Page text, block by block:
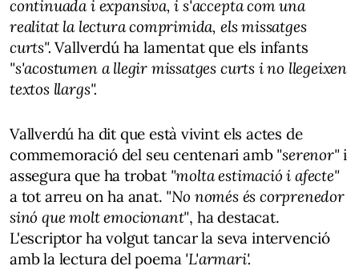
continuada i expansiva, i s'accepta com una
realitat la lectura comprimida, els missatges
curts".Vallverdú ha lamentat que els infants
"s'acostumen a llegir missatges curts i no llegeixen
textos llargs".
Vallverdú ha dit que està vivint els actes de
commemoració del seu centenari amb "serenor"i
assegura que ha trobat "molta estimació i afecte"
a tot arreu on ha anat. "No només és corprenedor
sinó que molt emocionant", ha destacat.
L'escriptor ha volgut tancar la seva intervenció
amb la lectura del poema'L'armari'.